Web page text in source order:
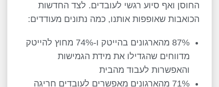
החוסן ואף סיוע רגשי לעובדים. לצד החדשות
הכואבות שאופפות אותנו, כמה נתונים מעודדים:
87% מהארגונים בהייטק ו-74% מחוץ להייטק
מדווחים שהגדילו את מידת הגמישות
והאפשרות לעבוד מהבית
71% מהארגונים מאפשרים לעובדים חריגה